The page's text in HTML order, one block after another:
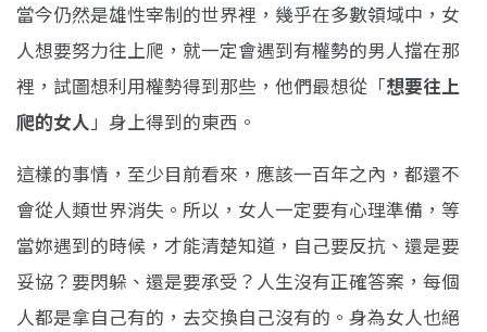
當今仍然是雄性宰制的世界裡，幾乎在多數領域中，女
人想要努力往上爬，就一定會遇到有權勢的男人擋在那
裡，試圖想利用權勢得到那些，他們最想從「想要往上
爬的女人」身上得到的東西。
這樣的事情，至少目前看來，應該一百年之內，都還不
會從人類世界消失。所以，女人一定要有心理準備，等
當妳遇到的時候，才能清楚知道，自己要反抗、還是要
妥協？要閃躲、還是要承受？人生沒有正確答案，每個
人都是拿自己有的，去交換自己沒有的。身為女人也絕